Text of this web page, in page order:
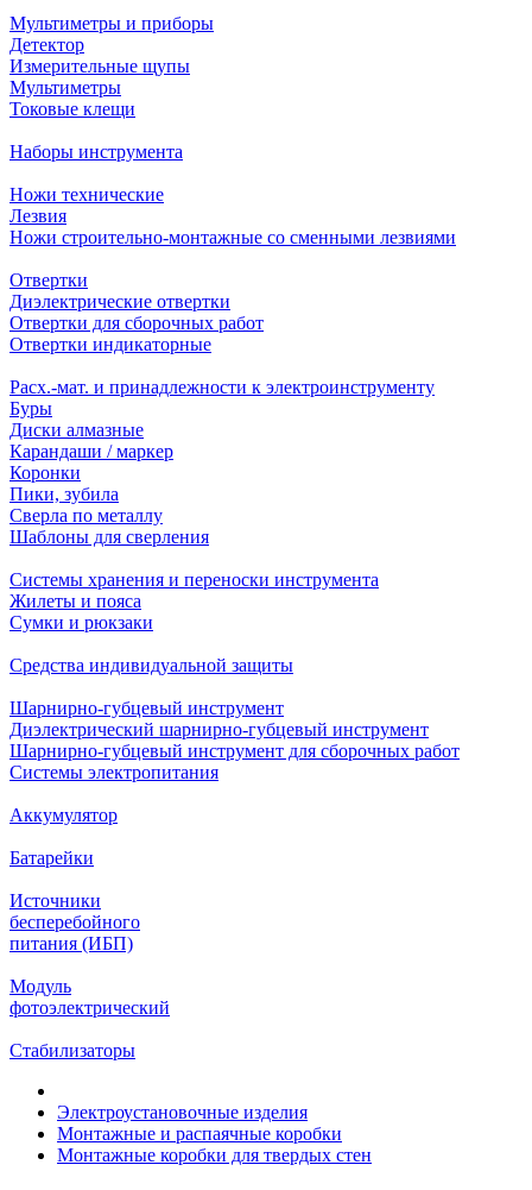
Мультиметры и приборы
Детектор
Измерительные щупы
Мультиметры
Токовые клещи
Наборы инструмента
Ножи технические
Лезвия
Ножи строительно-монтажные со сменными лезвиями
Отвертки
Диэлектрические отвертки
Отвертки для сборочных работ
Отвертки индикаторные
Расх.-мат. и принадлежности к электроинструменту
Буры
Диски алмазные
Карандаши / маркер
Коронки
Пики, зубила
Сверла по металлу
Шаблоны для сверления
Системы хранения и переноски инструмента
Жилеты и пояса
Сумки и рюкзаки
Средства индивидуальной защиты
Шарнирно-губцевый инструмент
Диэлектрический шарнирно-губцевый инструмент
Шарнирно-губцевый инструмент для сборочных работ
Системы электропитания
Аккумулятор
Батарейки
Источники
бесперебойного
питания (ИБП)
Модуль
фотоэлектрический
Стабилизаторы
Электроустановочные изделия
Монтажные и распаячные коробки
Монтажные коробки для твердых стен